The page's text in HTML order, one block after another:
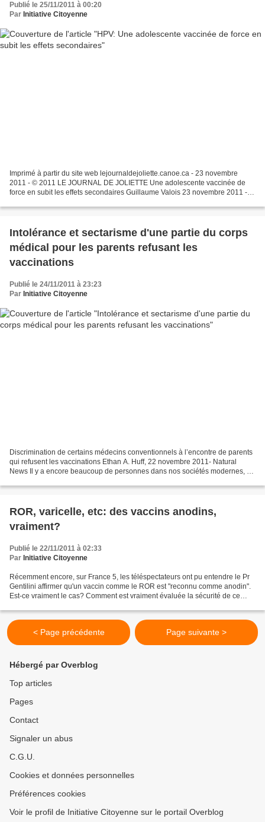
Publié le 25/11/2011 à 00:20
Par Initiative Citoyenne
Imprimé à partir du site web lejournaldejoliette.canoe.ca - 23 novembre
2011 - © 2011 LE JOURNAL DE JOLIETTE Une adolescente vaccinée de
force en subit les effets secondaires Guillaume Valois 23 novembre 2011 -
Intolérance et sectarisme d'une partie du corps
médical pour les parents refusant les
vaccinations
Publié le 24/11/2011 à 23:23
Par Initiative Citoyenne
Discrimination de certains médecins conventionnels à l’encontre de parents
qui refusent les vaccinations Ethan A. Huff, 22 novembre 2011- Natural
News Il y a encore beaucoup de personnes dans nos sociétés modernes, y
ROR, varicelle, etc: des vaccins anodins,
vraiment?
Publié le 22/11/2011 à 02:33
Par Initiative Citoyenne
Récemment encore, sur France 5, les téléspectateurs ont pu entendre le Pr
Gentilini affirmer qu'un vaccin comme le ROR est "reconnu comme anodin".
Est-ce vraiment le cas? Comment est vraiment évaluée la sécurité de ce
< Page précédente Page suivante >
Hébergé par Overblog
Top articles
Pages
Contact
Signaler un abus
C.G.U.
Cookies et données personnelles
Préférences cookies
Voir le profil de Initiative Citoyenne sur le portail Overblog